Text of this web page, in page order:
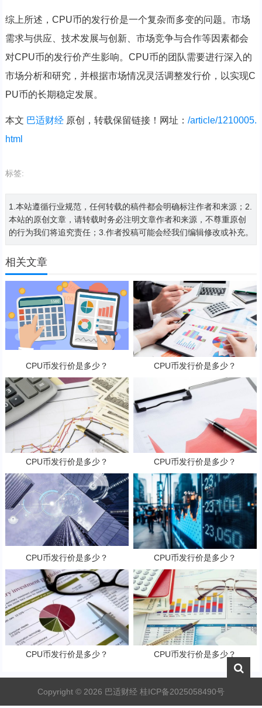
综上所述，CPU币的发行价是一个复杂而多变的问题。市场
需求与供应、技术发展与创新、市场竞争与合作等因素都会
对CPU币的发行价产生影响。CPU币的团队需要进行深入的
市场分析和研究，并根据市场情况灵活调整发行价，以实现C
PU币的长期稳定发展。
本文 巴适财经原创，转载保留链接！网址： /article/1210005.
html
标签:
1.本站遵循行业规范，任何转载的稿件都会明确标注作者和来源；2.
本站的原创文章，请转载时务必注明文章作者和来源，不尊重原创
的行为我们将追究责任；3.作者投稿可能会经我们编辑修改或补充。
相关文章
CPU币发行价是多少？ CPU币发行价是多少？
CPU币发行价是多少？ CPU币发行价是多少？
CPU币发行价是多少？ CPU币发行价是多少？
CPU币发行价是多少？ CPU币发行价是多少？
Copyright © 2026 巴适财经桂ICP备2025058490号